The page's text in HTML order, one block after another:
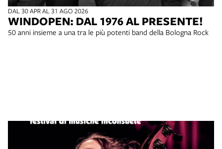
DAL 30 APR AL 31 AGO 2026
WINDOPEN: DAL 1976 AL PRESENTE!
50 anni insieme a una tra le più potenti band della Bologna Rock